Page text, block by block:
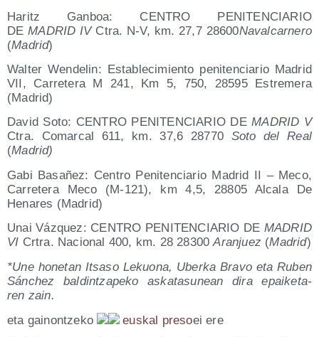
Haritz Gan­boa: CENTRO PENITENCIARIO
DEMADRID IVCtra. N‑V, km. 27,7 28600Naval­car­ne­ro
(Madrid)
Wal­ter Wen­de­lin: Esta­ble­ci­mien­to peni­ten­cia­rio Madrid
VII, Carre­te­ra M 241, Km 5, 750, 28595 Estre­me­ra
(Madrid)
David Soto: CENTRO PENITENCIARIO DEMADRID V
Ctra. Comar­cal 611, km. 37,6 28770 Soto del Real
(Madrid)
Gabi Basa­ñez: Cen­tro Peni­ten­cia­rio Madrid II – Meco,
Carre­te­ra Meco (M‑121), km 4,5, 28805 Alca­la De
Hena­res (Madrid)
Unai Váz­quez: CENTRO PENITENCIARIO DE MADRID
VI Crtra. Nacio­nal 400, km. 28 28300Aran­juez (Madrid)
*Une hone­tan Itsa­so Lekuo­na, Uber­ka Bra­vo eta Ruben
Sán­chez bal­din­tza­pe­ko aska­ta­su­nean dira epai­ke­ta­
ren zain.
eta gai­non­tze­ko
eus­kal pre­soei ere